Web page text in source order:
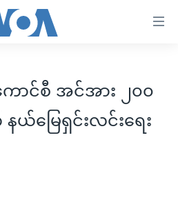
ောင်စီ အင်အား ၂၀၀
ယ်မြေရှင်းလင်းရေး